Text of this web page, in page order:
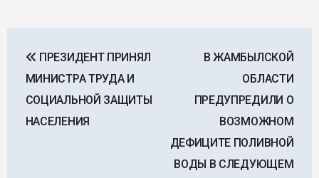
по
записям
ПРЕЗИДЕНТ ПРИНЯЛ
МИНИСТРА ТРУДА И
СОЦИАЛЬНОЙ ЗАЩИТЫ
НАСЕЛЕНИЯ
В ЖАМБЫЛСКОЙ
ОБЛАСТИ
ПРЕДУПРЕДИЛИ О
ВОЗМОЖНОМ
ДЕФИЦИТЕ ПОЛИВНОЙ
ВОДЫ В СЛЕДУЮЩЕМ